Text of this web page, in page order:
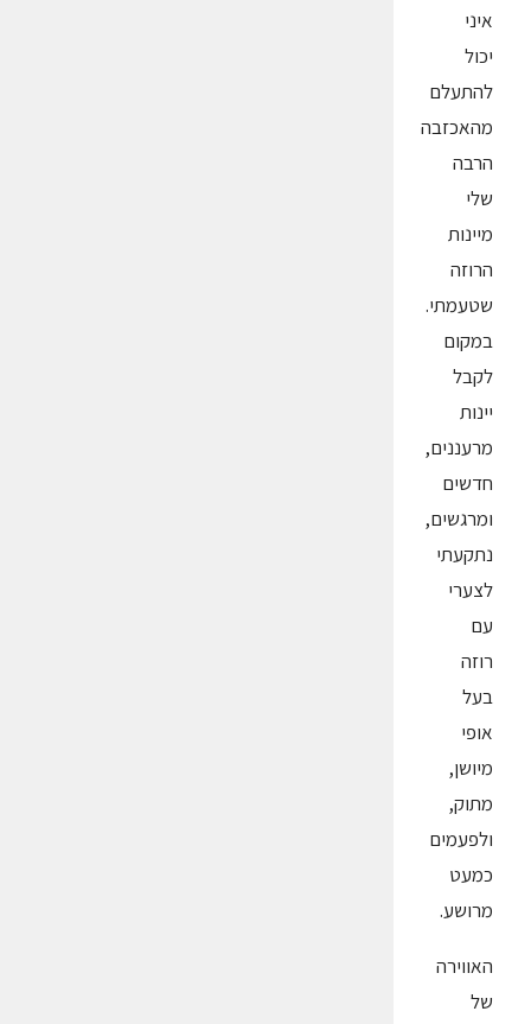
איני
יכול
להתעלם
מהאכזבה
הרבה
שלי
מיינות
הרוזה
שטעמתי.
במקום
לקבל
יינות
מרעננים,
חדשים
ומרגשים,
נתקעתי
לצערי
עם
רוזה
בעל
אופי
מיושן,
מתוק,
ולפעמים
כמעט
מרושע.
האווירה
של